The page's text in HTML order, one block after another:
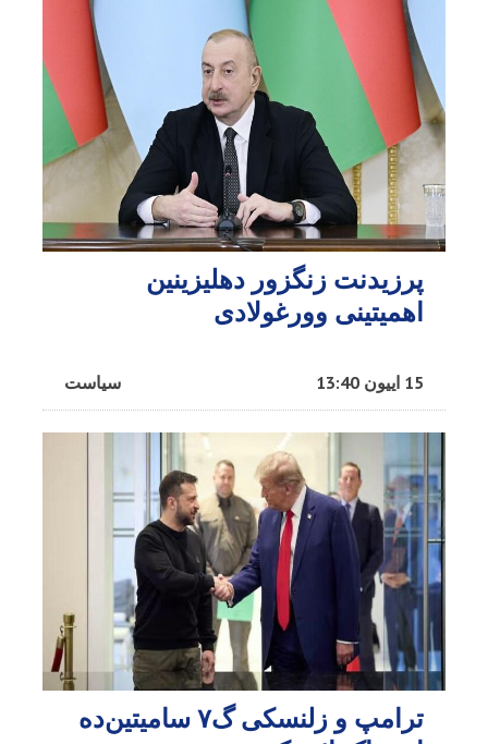
پرزیدنت زنگزور دهلیزینین
اهمیتینی وورغولادی
سیاست 15 اییون 13:40
ترامپ و زلنسکی گ۷ سامیتین‌ده